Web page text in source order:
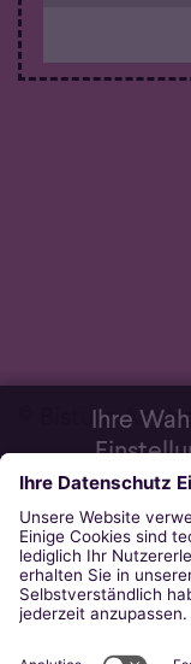
Ihre
Wir möchten Ihnen
verwenden wir
notwendig sind. Mit
Cookies und
Inhalte (Videos über
über MapTiler ...)
werden. Sie können
© Bistum